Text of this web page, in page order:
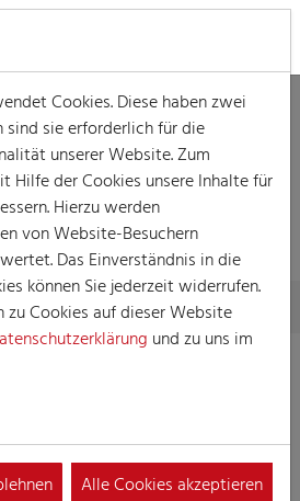
Veranstaltung
Damensitzung
1969 e.V. Köln-Dellbrück
Cookies. Diese haben zwei
sind sie erforderlich für die
unserer Website. Zum
Hilfe der Cookies unsere Inhalte für
Hierzu werden
von Website-Besuchern
Das Einverständnis in die
können Sie jederzeit widerrufen.
Cookies auf dieser Website
und zu uns im
Alle Cookies akzeptieren